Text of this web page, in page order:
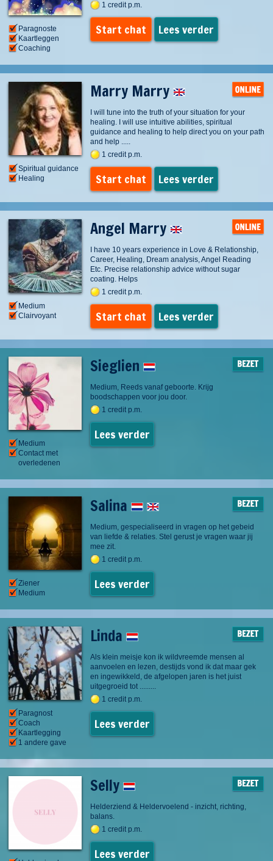
Paragnoste
Kaartleggen
Coaching
1 credit p.m.
Start chat Lees verder
Spiritual guidance
Healing
Marry Marry
I will tune into the truth of your situation for your
healing. I will use intuitive abilities, spiritual
guidance and healing to help direct you on your path
and help .....
1 credit p.m.
Start chat Lees verder
Medium
Clairvoyant
Angel Marry
I have 10 years experience in Love & Relationship,
Career, Healing, Dream analysis, Angel Reading
Etc. Precise relationship advice without sugar
coating. Helps
1 credit p.m.
Start chat Lees verder
Medium
Contact met
overledenen
Sieglien
Medium, Reeds vanaf geboorte. Krijg
boodschappen voor jou door.
1 credit p.m.
Lees verder
Ziener
Medium
Salina
Medium, gespecialiseerd in vragen op het gebeid
van liefde & relaties. Stel gerust je vragen waar jij
mee zit.
1 credit p.m.
Lees verder
Paragnost
Coach
Kaartlegging
1 andere gave
Linda
Als klein meisje kon ik wildvreemde mensen al
aanvoelen en lezen, destijds vond ik dat maar gek
en ingewikkeld, de afgelopen jaren is het juist
uitgegroeid tot .........
1 credit p.m.
Lees verder
Selly
Helderziend & Heldervoelend - inzicht, richting,
balans.
1 credit p.m.
Lees verder